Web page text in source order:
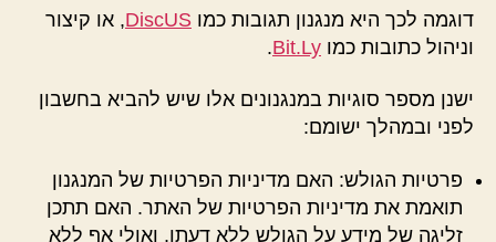
דוגמה לכך היא מנגנון תגובות כמו DiscUS, או קיצור
וניהול כתובות כמו Bit.Ly
.
ישנן מספר סוגיות במנגנונים אלו שיש להביא בחשבון
לפני ובמהלך ישומם:
פרטיות הגולש: האם מדיניות הפרטיות של המנגנון
תואמת את מדיניות הפרטיות של האתר. האם תתכן
זליגה של מידע על הגולש ללא דעתו, ואולי אף ללא